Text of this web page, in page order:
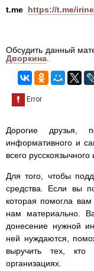
t.me https://t.me/
Обсудить данный
Дворкина.
Дорогие друзья,
информативного и
всего русскоязычного
Для того, чтобы
средства. Если вы
которая помогла
нам материально.
донесение нужной
ней нуждаются,
выручить тех, кто
организациях.